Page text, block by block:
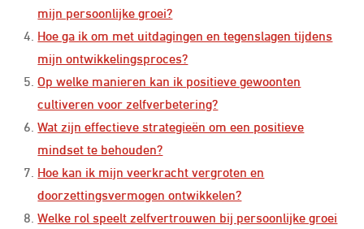
mijn persoonlijke groei?
Hoe ga ik om met uitdagingen en tegenslagen tijdens
mijn ontwikkelingsproces?
Op welke manieren kan ik positieve gewoonten
cultiveren voor zelfverbetering?
Wat zijn effectieve strategieën om een positieve
mindset te behouden?
Hoe kan ik mijn veerkracht vergroten en
doorzettingsvermogen ontwikkelen?
Welke rol speelt zelfvertrouwen bij persoonlijke groei